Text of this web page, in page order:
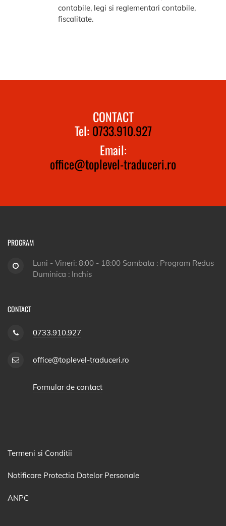
contabile, legi si reglementari contabile,
fiscalitate.
CONTACT
Tel: 0733.910.927
Email:
office@toplevel-traduceri.ro
PROGRAM
Luni - Vineri: 8:00 - 18:00 Sambata : Program Redus
Duminica : Inchis
CONTACT
0733.910.927
office@toplevel-traduceri.ro
Formular de contact
Termeni si Conditii
Notificare Protectia Datelor Personale
ANPC